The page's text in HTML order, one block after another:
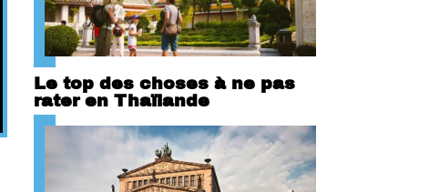
Le top des choses à ne pas
rater en Thaïlande